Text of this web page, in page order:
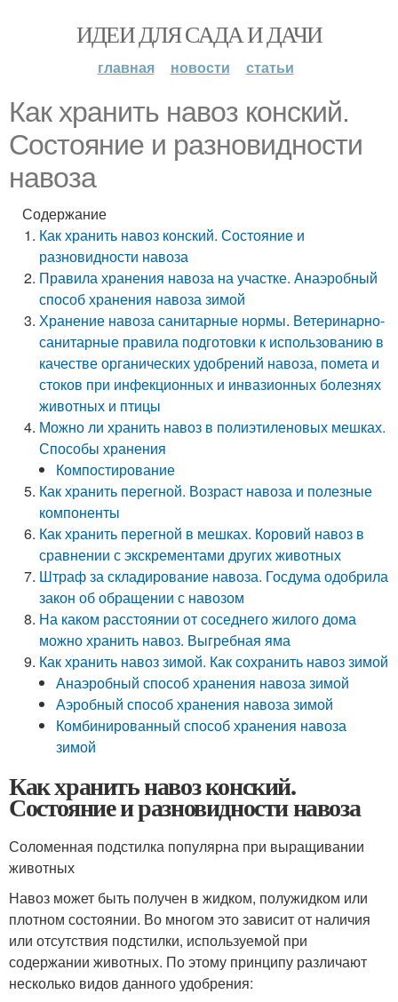
ИДЕИ ДЛЯ САДА И ДАЧИ
главная новости статьи
Как хранить навоз конский.
Состояние и разновидности
навоза
Содержание
Как хранить навоз конский. Состояние и
разновидности навоза
Правила хранения навоза на участке. Анаэробный
способ хранения навоза зимой
Хранение навоза санитарные нормы. Ветеринарно-
санитарные правила подготовки к использованию в
качестве органических удобрений навоза, помета и
стоков при инфекционных и инвазионных болезнях
животных и птицы
Можно ли хранить навоз в полиэтиленовых мешках.
Способы хранения
Компостирование
Как хранить перегной. Возраст навоза и полезные
компоненты
Как хранить перегной в мешках. Коровий навоз в
сравнении с экскрементами других животных
Штраф за складирование навоза. Госдума одобрила
закон об обращении с навозом
На каком расстоянии от соседнего жилого дома
можно хранить навоз. Выгребная яма
Как хранить навоз зимой. Как сохранить навоз зимой
Анаэробный способ хранения навоза зимой
Аэробный способ хранения навоза зимой
Комбинированный способ хранения навоза
зимой
Как хранить навоз конский.
Состояние и разновидности навоза
Соломенная подстилка популярна при выращивании
животных
Навоз может быть получен в жидком, полужидком или
плотном состоянии. Во многом это зависит от наличия
или отсутствия подстилки, используемой при
содержании животных. По этому принципу различают
несколько видов данного удобрения: